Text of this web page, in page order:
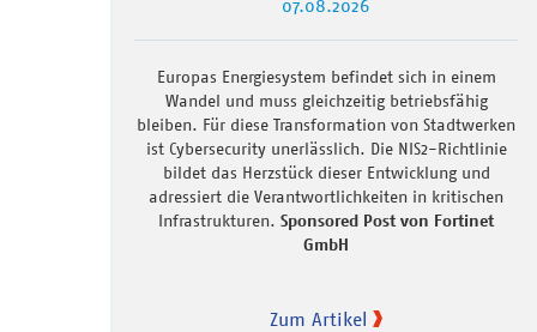
07.08.2026
Europas Energiesystem befindet sich in einem
Wandel und muss gleichzeitig betriebsfähig
bleiben. Für diese Transformation von Stadtwerken
ist Cybersecurity unerlässlich. Die NIS2-Richtlinie
bildet das Herzstück dieser Entwicklung und
adressiert die Verantwortlichkeiten in kritischen
Infrastrukturen. Sponsored Post von Fortinet
GmbH
Zum Artikel